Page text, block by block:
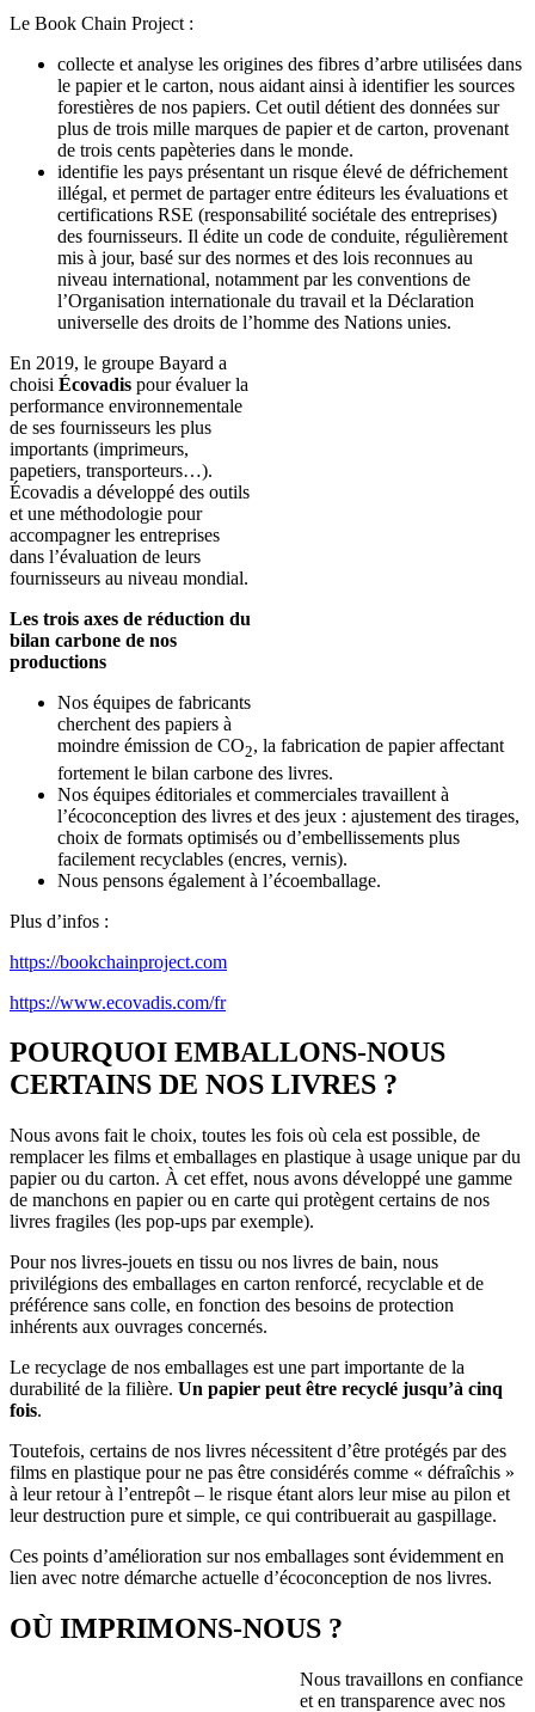
Le Book Chain Project :
collecte et analyse les origines des fibres d’arbre utilisées dans
le papier et le carton, nous aidant ainsi à identifier les sources
forestières de nos papiers. Cet outil détient des données sur
plus de trois mille marques de papier et de carton, provenant
de trois cents papèteries dans le monde.
identifie les pays présentant un risque élevé de défrichement
illégal, et permet de partager entre éditeurs les évaluations et
certifications RSE (responsabilité sociétale des entreprises)
des fournisseurs. Il édite un code de conduite, régulièrement
mis à jour, basé sur des normes et des lois reconnues au
niveau international, notamment par les conventions de
l’Organisation internationale du travail et la Déclaration
universelle des droits de l’homme des Nations unies.
En 2019, le groupe Bayard a
choisi Écovadis pour évaluer la
performance environnementale
de ses fournisseurs les plus
importants (imprimeurs,
papetiers, transporteurs…).
Écovadis a développé des outils
et une méthodologie pour
accompagner les entreprises
dans l’évaluation de leurs
fournisseurs au niveau mondial.
Les trois axes de réduction du
bilan carbone de nos
productions
Nos équipes de fabricants
cherchent des papiers à
moindre émission de CO2, la fabrication de papier affectant
fortement le bilan carbone des livres.
Nos équipes éditoriales et commerciales travaillent à
l’écoconception des livres et des jeux : ajustement des tirages,
choix de formats optimisés ou d’embellissements plus
facilement recyclables (encres, vernis).
Nous pensons également à l’écoemballage.
Plus d’infos :
https://bookchainproject.com
https://www.ecovadis.com/fr
POURQUOI EMBALLONS-NOUS
CERTAINS DE NOS LIVRES ?
Nous avons fait le choix, toutes les fois où cela est possible, de
remplacer les films et emballages en plastique à usage unique par du
papier ou du carton. À cet effet, nous avons développé une gamme
de manchons en papier ou en carte qui protègent certains de nos
livres fragiles (les pop-ups par exemple).
Pour nos livres-jouets en tissu ou nos livres de bain, nous
privilégions des emballages en carton renforcé, recyclable et de
préférence sans colle, en fonction des besoins de protection
inhérents aux ouvrages concernés.
Le recyclage de nos emballages est une part importante de la
durabilité de la filière. Un papier peut être recyclé jusqu’à cinq
fois.
Toutefois, certains de nos livres nécessitent d’être protégés par des
films en plastique pour ne pas être considérés comme « défraîchis »
à leur retour à l’entrepôt – le risque étant alors leur mise au pilon et
leur destruction pure et simple, ce qui contribuerait au gaspillage.
Ces points d’amélioration sur nos emballages sont évidemment en
lien avec notre démarche actuelle d’écoconception de nos livres.
OÙ IMPRIMONS-NOUS ?
Nous travaillons en confiance
et en transparence avec nos